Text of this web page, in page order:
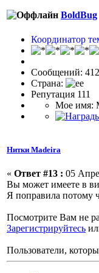
BoldBug
Координатор
Сообщений:
Страна:
Репутация 111
Мое имя:
Нитки Madeira
« Ответ #13 : 05
Вы может имеете в
Я поправила потому
Посмотрите Вам не
Зарегистрируйтесь
Пользователи,